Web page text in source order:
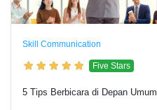
Skill Communication
Five Stars
5 Tips Berbicara di Depan Umum